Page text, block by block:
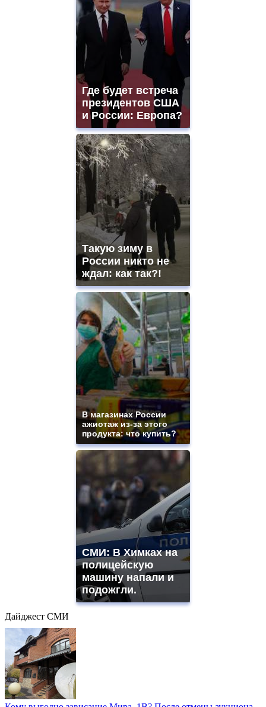
Где будет встреча
президентов США
и России: Европа?
Такую зиму в
России никто не
ждал: как так?!
В магазинах России
ажиотаж из-за этого
продукта: что купить?
СМИ: В Химках на
полицейскую
машину напали и
подожгли.
Дайджест СМИ